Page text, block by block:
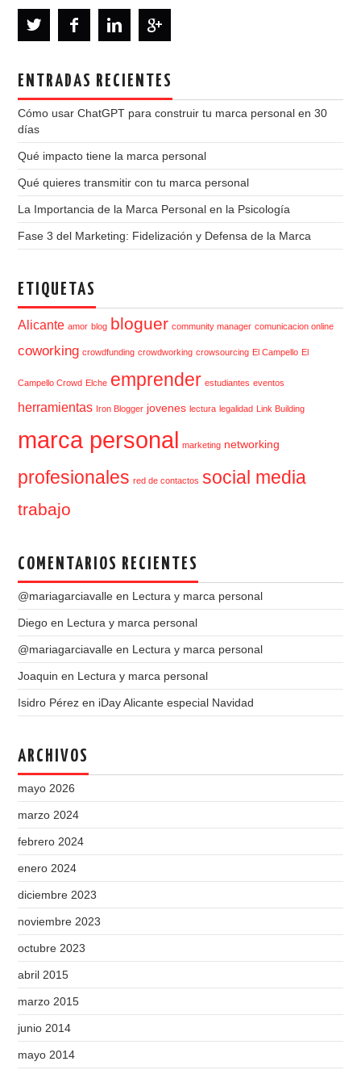
ENTRADAS RECIENTES
Cómo usar ChatGPT para construir tu marca personal en 30
días
Qué impacto tiene la marca personal
Qué quieres transmitir con tu marca personal
La Importancia de la Marca Personal en la Psicología
Fase 3 del Marketing: Fidelización y Defensa de la Marca
ETIQUETAS
Alicante amor blog bloguer community manager comunicacion online
coworking crowdfunding crowdworking crowsourcing El Campello El
Campello Crowd Elche emprender estudiantes eventos
herramientas Iron Blogger jovenes lectura legalidad Link Building
marca personal marketing networking
profesionales red de contactos social media
trabajo
COMENTARIOS RECIENTES
@mariagarciavalle en Lectura y marca personal
Diego en Lectura y marca personal
@mariagarciavalle en Lectura y marca personal
Joaquin en Lectura y marca personal
Isidro Pérez en iDay Alicante especial Navidad
ARCHIVOS
mayo 2026
marzo 2024
febrero 2024
enero 2024
diciembre 2023
noviembre 2023
octubre 2023
abril 2015
marzo 2015
junio 2014
mayo 2014